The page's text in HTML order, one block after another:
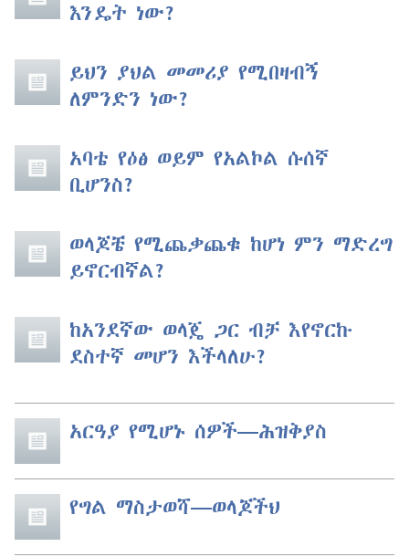
እንዴት ነው?
ይህን ያህል መመሪያ የሚበዛብኝ
ለምንድን ነው?
አባቴ የዕፅ ወይም የአልኮል ሱሰኛ
ቢሆንስ?
ወላጆቼ የሚጨቃጨቁ ከሆነ ምን ማድረግ
ይኖርብኛል?
ከአንደኛው ወላጄ ጋር ብቻ እየኖርኩ
ደስተኛ መሆን እችላለሁ?
አርዓያ የሚሆኑ ሰዎች​—ሕዝቅያስ
የግል ማስታወሻ​—ወላጆችህ